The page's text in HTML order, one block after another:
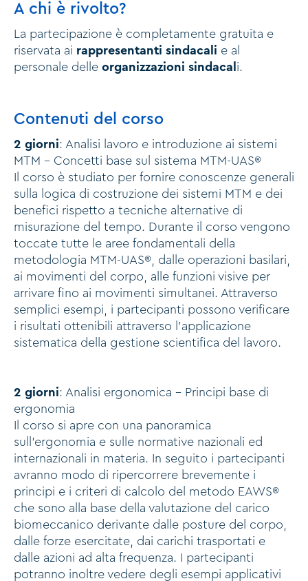
A chi è rivolto?
La partecipazione è completamente gratuita e
riservata ai rappresentanti sindacali e al
personale delle organizzazioni sindacal i.
Contenuti del corso
2 giorni: Analisi lavoro e introduzione ai sistemi
MTM - Concetti base sul sistema MTM-UAS®
Il corso è studiato per fornire conoscenze generali
sulla logica di costruzione dei sistemi MTM e dei
benefici rispetto a tecniche alternative di
misurazione del tempo. Durante il corso vengono
toccate tutte le aree fondamentali della
metodologia MTM-UAS®, dalle operazioni basilari,
ai movimenti del corpo, alle funzioni visive per
arrivare fino ai movimenti simultanei. Attraverso
semplici esempi, i partecipanti possono verificare
i risultati ottenibili attraverso l'applicazione
sistematica della gestione scientifica del lavoro.
2 giorni: Analisi ergonomica - Principi base di
ergonomia
Il corso si apre con una panoramica
sull’ergonomia e sulle normative nazionali ed
internazionali in materia. In seguito i partecipanti
avranno modo di ripercorrere brevemente i
principi e i criteri di calcolo del metodo EAWS®
che sono alla base della valutazione del carico
biomeccanico derivante dalle posture del corpo,
dalle forze esercitate, dai carichi trasportati e
dalle azioni ad alta frequenza. I partecipanti
potranno inoltre vedere degli esempi applicativi